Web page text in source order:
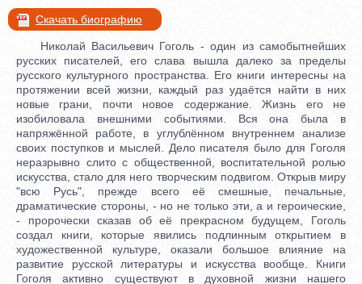
Скачать биографию
Николай Васильевич Гоголь - один из самобытнейших
русских писателей, его слава вышла далеко за пределы
русского культурного пространства. Его книги интересны на
протяжении всей жизни, каждый раз удаётся найти в них
новые грани, почти новое содержание. Жизнь его не
изобиловала внешними событиями. Вся она была в
напряжённой работе, в углублённом внутреннем анализе
своих поступков и мыслей. Дело писателя было для Гоголя
неразрывно слито с общественной, воспитательной ролью
искусства, стало для него творческим подвигом. Открыв миру
"всю Русь", прежде всего её смешные, печальные,
драматические стороны, - но не только эти, а и героические,
- пророчески сказав об её прекрасном будущем, Гоголь
создал книги, которые явились подлинным открытием в
художественной культуре, оказали большое влияние на
развитие русской литературы и искусства вообще. Книги
Гоголя активно существуют в духовной жизни нашего